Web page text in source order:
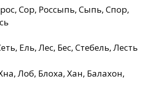
Сор, Россыпь, Сыпь, Спор,
Ель, Лес, Бес, Стебель, Лесть
Лоб, Блоха, Хан, Балахон,